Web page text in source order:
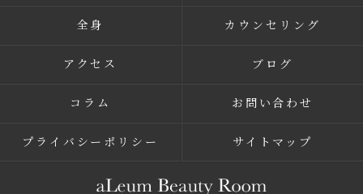
全身 カウンセリング
アクセス ブログ
コラム お問い合わせ
プライバシーポリシー サイトマップ